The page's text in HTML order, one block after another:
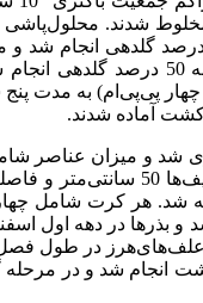
مرحله قبل از گلدهی و در مرحله 50
هزار) و سیلیسیم (5/1 در هزار) در
چهار پی‌پی‌ام) به مدت
آماده شدند.
شد و میزان عناصر
گرفته شد. هر کرت
و بذرها در دهه اول
در طول
انجام شد و در مرحله